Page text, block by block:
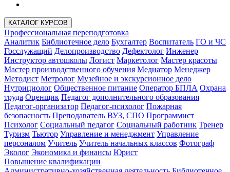
КАТАЛОГ КУРСОВ
Профессиональная переподготовка
Аналитик Библиотечное дело Бухгалтер Воспитатель ГО и ЧС
Госслужащий Делопроизводство Дефектолог Инженер
Инструктор автошколы Логист Маркетолог Мастер красоты
Мастер производственного обучения Медиатор Менеджер
Методист Метролог Музейное и экскурсионное дело
Нутрициолог Общественное питание Оператор БПЛА Охрана
труда Оценщик Педагог дополнительного образования
Педагог-организатор Педагог-психолог Пожарная
безопасность Преподаватель ВУЗ, СПО Программист
Психолог Социальный педагог Социальный работник Тренер
Туризм Тьютор Управление и менеджмент Управление
персоналом Учитель Учитель начальных классов Фотограф
Эколог Экономика и финансы Юрист
Повышение квалификации